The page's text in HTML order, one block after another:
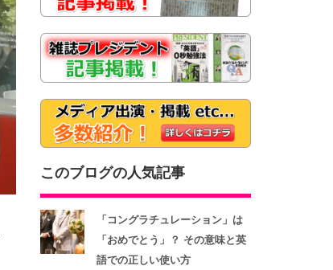
このブログの人気記事
「コングラチュレーション」は
「おめでとう」？ その意味と英
語での正しい使い方